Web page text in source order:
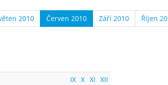
2010 Červen 2010 Září 2010 Říjen
IX X XI XII